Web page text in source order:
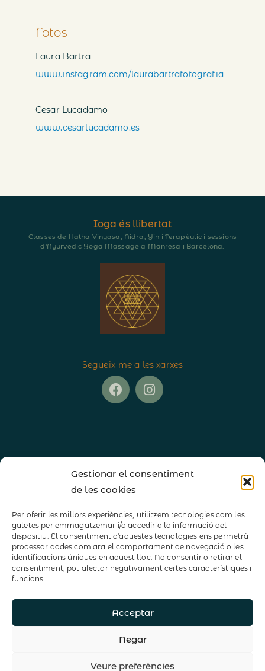
Gestionar el consentiment
de les cookies
Per oferir les millors experiències, utilitzem tecnologies com les
galetes per emmagatzemar i/o accedir a la informació del
dispositiu. El consentiment d'aquestes tecnologies ens permetrà
processar dades com ara el comportament de navegació o les
identificacions úniques en aquest lloc. No consentir o retirar el
consentiment, pot afectar negativament certes característiques i
funcions.
Acceptar
Negar
Veure preferències
Fotos
Laura Bartra
www.instagram.com/laurabartrafotografia
Cesar Lucadamo
www.cesarlucadamo.es
Ioga és llibertat
Classes de Hatha Vinyasa, Nidra, Yin i Terapèutic i sessions
d'Ayurvedic Yoga Massage a Manresa i Barcelona.
Segueix-me a les xarxes
Home
Hatha Vinyasa Yoga
Ioga terapèutic 1:1
Yin ioga
Ioga Nidrā
Contacte
de Cookies